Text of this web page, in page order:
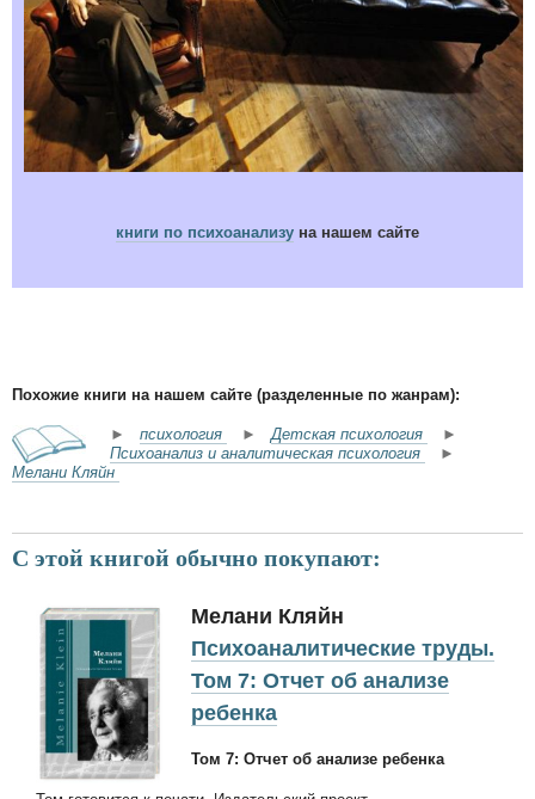
книги по психоанализу на нашем сайте
Похожие книги на нашем сайте (разделенные по жанрам):
► психология ►Детская психология
►
Психоанализ и аналитическая психология
►
Мелани Кляйн
С этой книгой обычно покупают:
Мелани Кляйн
Психоаналитические труды.
Том 7: Отчет об анализе
ребенка
Том 7: Отчет об анализе ребенка